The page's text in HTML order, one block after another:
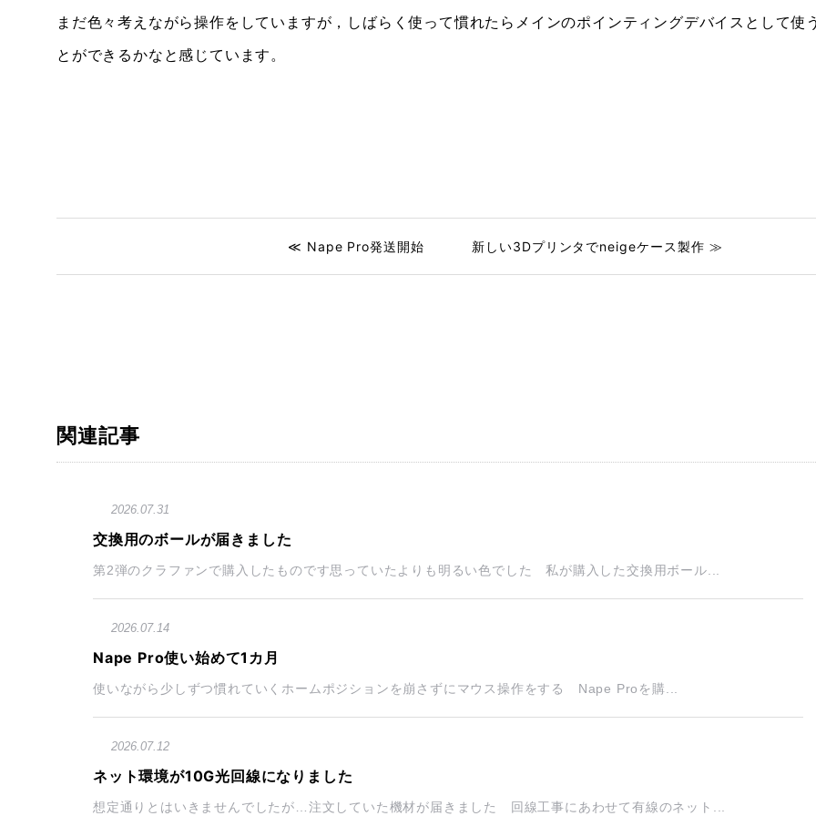
まだ色々考えながら操作をしていますが，しばらく使って慣れたらメインのポインティングデバイスとして使
とができるかなと感じています。
≪ Nape Pro発送開始 新しい3Dプリンタでneigeケース製作 ≫
関連記事
2026.07.31
交換用のボールが届きました
第2弾のクラファンで購入したものです思っていたよりも明るい色でした 私が購入した交換用ボール...
2026.07.14
Nape Pro使い始めて1カ月
使いながら少しずつ慣れていくホームポジションを崩さずにマウス操作をする Nape Proを購...
2026.07.12
ネット環境が10G光回線になりました
想定通りとはいきませんでしたが…注文していた機材が届きました 回線工事にあわせて有線のネット...